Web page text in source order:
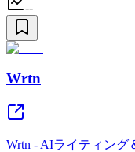
--
Wrtn
Wrtn - AIライティング